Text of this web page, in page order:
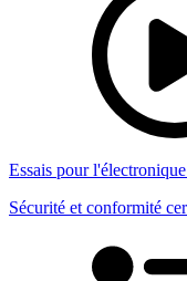
Essais pour
Sécurité et conformité